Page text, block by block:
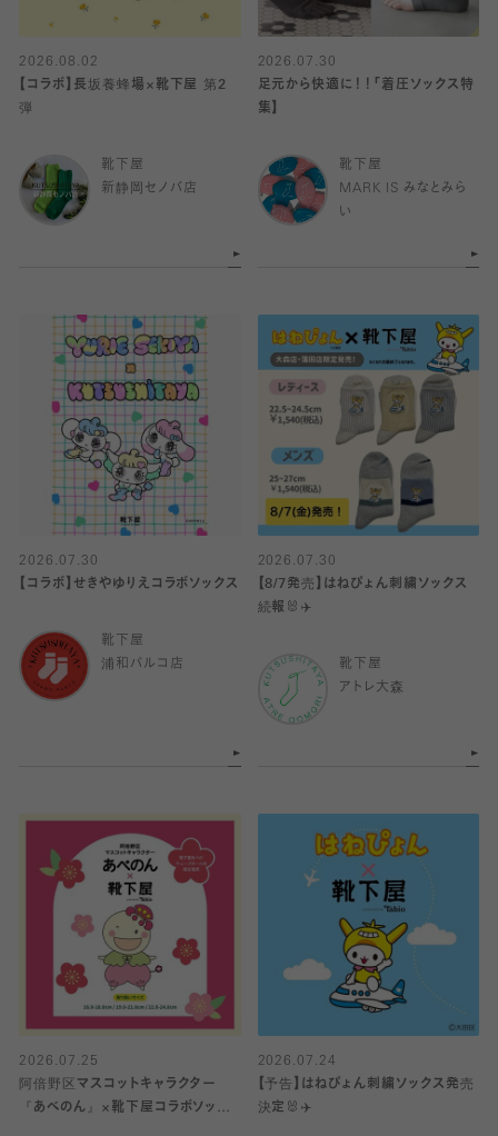
2026.08.02
【コラボ】長坂養蜂場×靴下屋 第2
弾
靴下屋
新静岡セノバ店
2026.07.30
足元から快適に！！「着圧ソックス特
集】
靴下屋
MARK IS みなとみら
い
2026.07.30
【コラボ】せきやゆりえコラボソックス
靴下屋
浦和パルコ店
2026.07.30
【8/7発売】はねぴょん刺繍ソックス
続報🐰✈️
靴下屋
アトレ大森
2026.07.25
阿倍野区マスコットキャラクター
『あべのん』×靴下屋コラボソック
2026.07.24
【予告】はねぴょん刺繍ソックス発売
決定🐰✈️